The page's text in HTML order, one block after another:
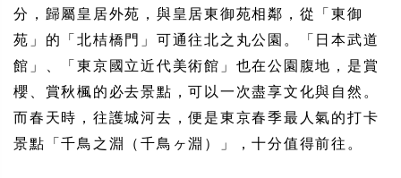
分，歸屬皇居外苑，與皇居東御苑相鄰，從「東御
苑」的「北桔橋門」可通往北之丸公園。「日本武道
館」、「東京國立近代美術館」也在公園腹地，是賞
櫻、賞秋楓的必去景點，可以一次盡享文化與自然。
而春天時，往護城河去，便是東京春季最人氣的打卡
景點「千鳥之淵（千鳥ヶ淵）」，十分值得前往。